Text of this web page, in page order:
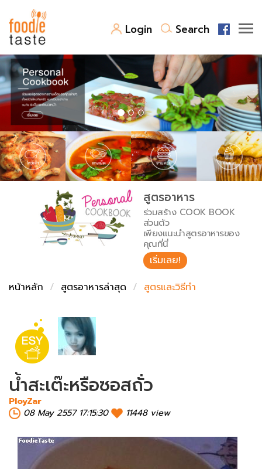
Login Search
สูตรอาหาร
สูตรอาหารล่าสุด
Top Foodie
พาไปชิม
สารพันก้นครัว
เคล็ดลับน่ารู้
เปรียบเทียบหน่วยการตวง
เปรียบเทียบอุณหภูมิ
เปรียบเทียบน้ำหนักวัตถุดิบ
FoodPedia
สร้าง Cookbook
สูตรอาหาร
ร่วมสร้าง COOK BOOK
ส่วนตัว
เพียงแนะนำสูตรอาหารของ
คุณที่นี่
เริ่มเลย!
หน้าหลัก
สูตรอาหารล่าสุด สูตรและวิธีทำ
น้ำสะเต๊ะหรือซอสถั่ว
PloyZar
08 May 2557 17:15:30
11448 view